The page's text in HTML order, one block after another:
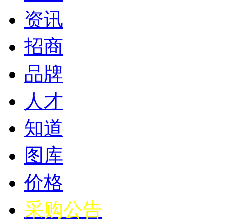
资讯
招商
品牌
人才
知道
图库
价格
采购公告